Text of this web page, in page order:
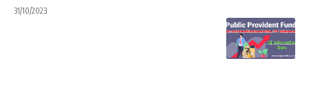
31/10/2023